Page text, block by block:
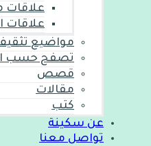
علاقات
علاقات
مواضيع
تصفح حسب
قصص
مقالات
كتب
عن سكينة
تواصل معنا